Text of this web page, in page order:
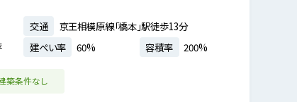
交通
京王相模原線「橋本」駅徒歩13分
建ぺい率 60% 容積率 200%
築条件なし